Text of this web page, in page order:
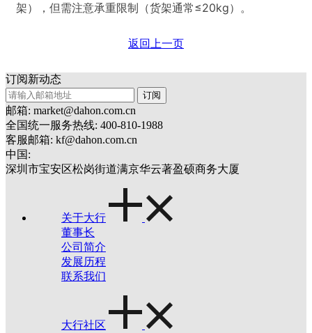
架），但需注意承重限制（货架通常≤20kg）。
返回上一页
订阅新动态
订阅
邮箱: market@dahon.com.cn
全国统一服务热线: 400-810-1988
客服邮箱: kf@dahon.com.cn
中国:
深圳市宝安区松岗街道满京华云著盈硕商务大厦
关于大行
董事长
公司简介
发展历程
联系我们
大行社区